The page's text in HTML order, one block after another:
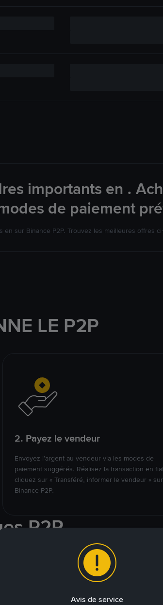
importants en .
de paiement
en sur Binance P2P. Trouvez les meilleures offres
LE P2P
2. Payez le vendeur
Envoyez l’argent au vendeur via les modes de
paiement suggérés. Réalisez la transaction en
cliquez sur « Transféré, informer le vendeur » sur
Binance P2P.
P2P
des marchés
Avis de service